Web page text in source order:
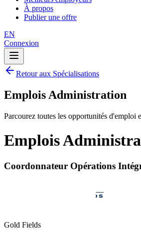
À propos
Publier une offre
EN
Connexion
Retour aux Spécialisations
Emplois Administration
Parcourez toutes les opportunités d'emploi
Emplois
Coordonnateur Opérations
Gold Fields